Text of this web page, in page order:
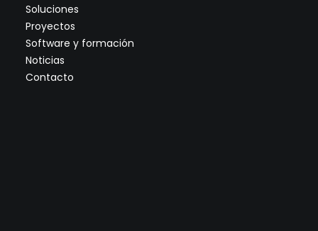
Soluciones
Proyectos
Software y formación
Noticias
Contacto